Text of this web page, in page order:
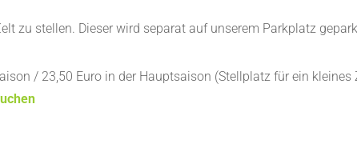
zu stellen. Dieser wird separat auf unserem Parkplatz
/ 23,50 Euro in der Hauptsaison (Stellplatz für ein